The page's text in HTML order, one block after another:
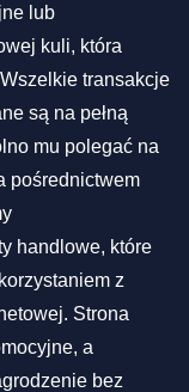
lub
kuli, która
transakcje
są na pełną
mu polegać na
pośrednictwem
handlowe, które
z
Strona
a
bez